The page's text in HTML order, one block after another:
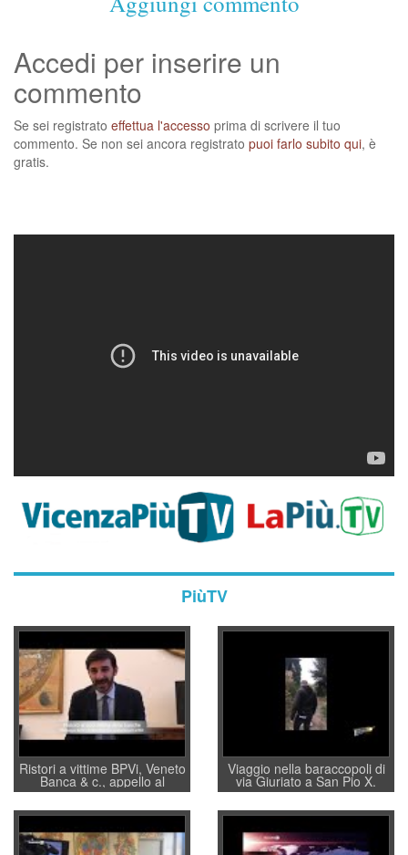
Accedi per inserire un
commento
Se sei registrato effettua l'accesso prima di scrivere il tuo
commento. Se non sei ancora registrato puoi farlo subito qui, è
gratis.
PiùTV
Ristori a vittime BPVi, Veneto
Banca & c., appello al
sottosegretario Alessio
Villarosa: per mettere ordine
convochi con Di Maio CNCU
a supporto della cabina di
regia al Mef
Viaggio nella baraccopoli di
via Giuriato a San Pio X.
Vicenza ai Vicentini: “faremo
un regalo di Natale ai
residenti”